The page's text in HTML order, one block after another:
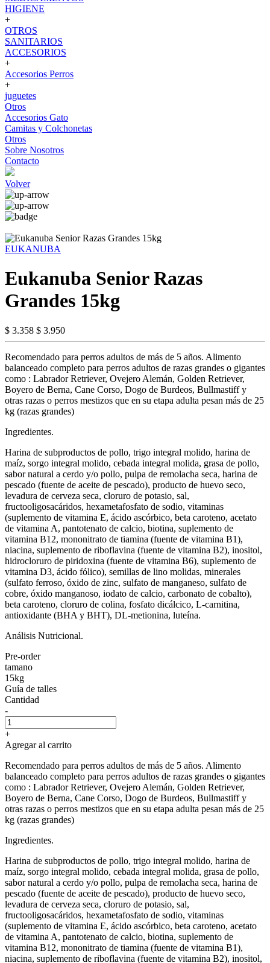
HIGIENE
+
OTROS
SANITARIOS
ACCESORIOS
+
Accesorios Perros
+
juguetes
Otros
Accesorios Gato
Camitas y Colchonetas
Otros
Sobre Nosotros
Contacto
Volver
EUKANUBA
Eukanuba Senior Razas
Grandes 15kg
$ 3.358 $ 3.950
Recomendado para perros adultos de más de 5 años. Alimento
balanceado completo para perros adultos de razas grandes o gigantes
como : Labrador Retriever, Ovejero Alemán, Golden Retriever,
Boyero de Berna, Cane Corso, Dogo de Burdeos, Bullmastiff y
otras razas o perros mestizos que en su etapa adulta pesan más de 25
kg (razas grandes)
Ingredientes.
Harina de subproductos de pollo, trigo integral molido, harina de
maíz, sorgo integral molido, cebada integral molida, grasa de pollo,
sabor natural a cerdo y/o pollo, pulpa de remolacha seca, harina de
pescado (fuente de aceite de pescado), producto de huevo seco,
levadura de cerveza seca, cloruro de potasio, sal,
fructooligosacáridos, hexametafosfato de sodio, vitaminas
(suplemento de vitamina E, ácido ascórbico, beta caroteno, acetato
de vitamina A, pantotenato de calcio, biotina, suplemento de
vitamina B12, mononitrato de tiamina (fuente de vitamina B1),
niacina, suplemento de riboflavina (fuente de vitamina B2), inositol,
hidrocloruro de piridoxina (fuente de vitamina B6), suplemento de
vitamina D3, ácido fólico), semillas de lino molidas, minerales
(sulfato ferroso, óxido de zinc, sulfato de manganeso, sulfato de
cobre, óxido manganoso, iodato de calcio, carbonato de cobalto),
beta caroteno, cloruro de colina, fosfato dicálcico, L-carnitina,
antioxidante (BHA y BHT), DL-metionina, luteína.
Análisis Nutricional.
Pre-order
tamano
15kg
Guía de talles
Cantidad
-
+
Agregar al carrito
Recomendado para perros adultos de más de 5 años. Alimento
balanceado completo para perros adultos de razas grandes o gigantes
como : Labrador Retriever, Ovejero Alemán, Golden Retriever,
Boyero de Berna, Cane Corso, Dogo de Burdeos, Bullmastiff y
otras razas o perros mestizos que en su etapa adulta pesan más de 25
kg (razas grandes)
Ingredientes.
Harina de subproductos de pollo, trigo integral molido, harina de
maíz, sorgo integral molido, cebada integral molida, grasa de pollo,
sabor natural a cerdo y/o pollo, pulpa de remolacha seca, harina de
pescado (fuente de aceite de pescado), producto de huevo seco,
levadura de cerveza seca, cloruro de potasio, sal,
fructooligosacáridos, hexametafosfato de sodio, vitaminas
(suplemento de vitamina E, ácido ascórbico, beta caroteno, acetato
de vitamina A, pantotenato de calcio, biotina, suplemento de
vitamina B12, mononitrato de tiamina (fuente de vitamina B1),
niacina, suplemento de riboflavina (fuente de vitamina B2), inositol,